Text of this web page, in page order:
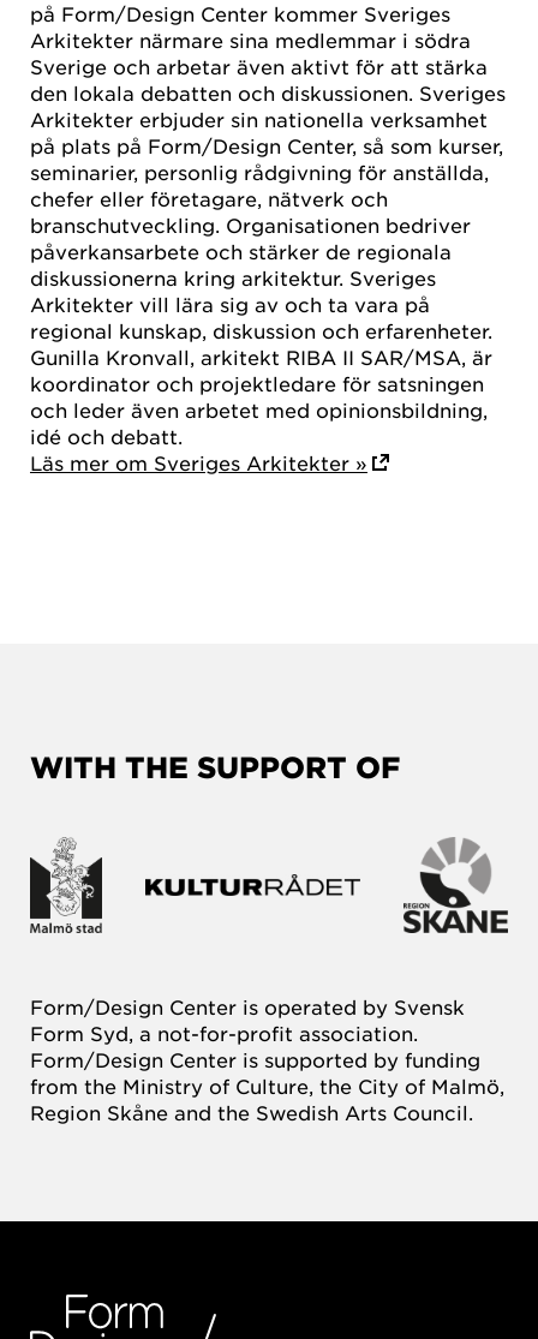
på Form/Design Center kommer Sveriges
Arkitekter närmare sina medlemmar i södra
Sverige och arbetar även aktivt för att stärka
den lokala debatten och diskussionen. Sveriges
Arkitekter erbjuder sin nationella verksamhet
på plats på Form/Design Center, så som kurser,
seminarier, personlig rådgivning för anställda,
chefer eller företagare, nätverk och
branschutveckling. Organisationen bedriver
påverkansarbete och stärker de regionala
diskussionerna kring arkitektur. Sveriges
Arkitekter vill lära sig av och ta vara på
regional kunskap, diskussion och erfarenheter.
Gunilla Kronvall, arkitekt RIBA II SAR/MSA, är
koordinator och projektledare för satsningen
och leder även arbetet med opinionsbildning,
idé och debatt.
Läs mer om Sveriges Arkitekter »
WITH THE SUPPORT OF
Form/Design Center is operated by Svensk
Form Syd, a not-for-profit association.
Form/Design Center is supported by funding
from the Ministry of Culture, the City of Malmö,
Region Skåne and the Swedish Arts Council.